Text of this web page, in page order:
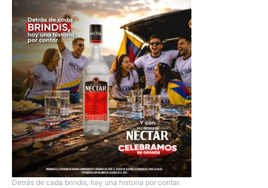
Detrás de cada brindis, hay una historia por contar.